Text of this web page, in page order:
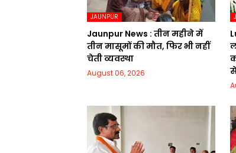
JAUNPUR
Jaunpur News : तीन महीने में
तीन मासूमों की मौत, फिर भी नहीं
चेती व्यवस्था
August 06, 2026